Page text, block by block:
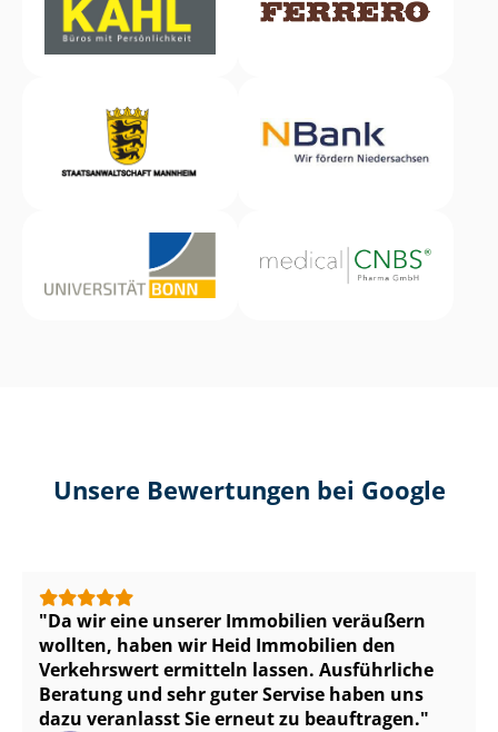
Unsere Bewertungen bei Google
Da wir eine unserer Immobilien veräußern
wollten, haben wir Heid Immobilien den
Verkehrswert ermitteln lassen. Ausführliche
Beratung und sehr guter Servise haben uns
dazu veranlasst Sie erneut zu beauftragen.